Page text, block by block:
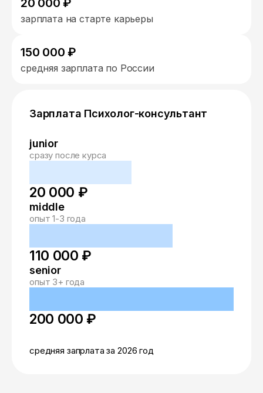
20 000 ₽
зарплата на старте карьеры
150 000 ₽
средняя зарплата по России
Зарплата Психолог-консультант
junior
сразу после курса
20 000 ₽
middle
опыт 1-3 года
110 000 ₽
senior
опыт 3+ года
200 000 ₽
средняя запрлата за 2026 год